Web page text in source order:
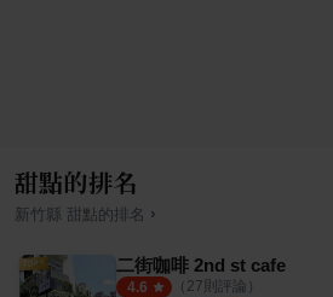
甜點的排名
新竹縣 甜點的排名 ›
二街咖啡 2nd st cafe
4.6 （ 27則評論）